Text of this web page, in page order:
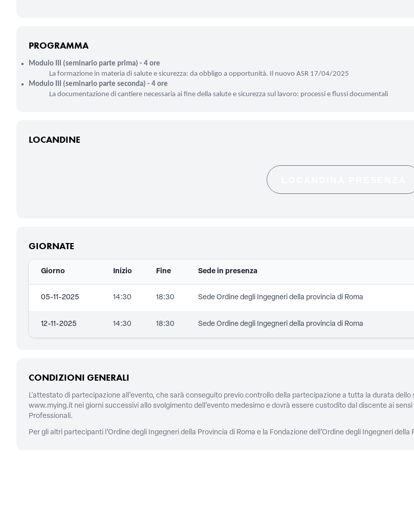
PROGRAMMA
Modulo III (seminario parte prima) - 4 ore
La formazione in materia di salute e sicurezza: da obbligo a opportunità. Il nuovo ASR 17/04/2025
Modulo III (seminario parte seconda) - 4 ore
La documentazione di cantiere necessaria ai fine della salute e sicurezza sul lavoro: processi e flussi documentali
LOCANDINE
GIORNATE
Giorno Inizio Fine Sede in presenza
05-11-2025 14:30 18:30 Sede Ordine degli Ingegneri della provincia di Roma
12-11-2025 14:30 18:30 Sede Ordine degli Ingegneri della provincia di Roma
CONDIZIONI GENERALI
L'attestato di partecipazione all’evento, che sarà conseguito previo controllo della partecipazione a tutta la durata
www.mying.it nei giorni successivi allo svolgimento dell’evento medesimo e dovrà essere custodito dal discente ai
Professionali.
Per gli altri partecipanti l’Ordine degli Ingegneri della Provincia di Roma e la Fondazione dell’Ordine degli Ingegneri